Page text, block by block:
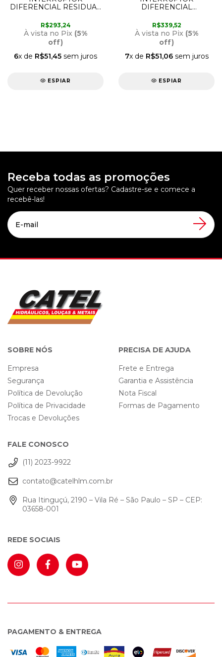
DIFERENCIAL RESIDUAL
300MA STECK
R$293,24
À vista no Pix (5%
off)
6x de R$51,45 sem juros
ESPIAR
DIFERENCIAL
AMPER 300MA STECK
R$339,52
À vista no Pix (5%
off)
7x de R$51,06sem juros
ESPIAR
Receba todas as promoções
Quer receber nossas ofertas? Cadastre-se e comece a
recebê-las!
SOBRE NÓS
Empresa
Segurança
Política de Devolução
Política de Privacidade
Trocas e Devoluções
PRECISA DE AJUDA
Frete e Entrega
Garantia e Assistência
Nota Fiscal
Formas de Pagamento
FALE CONOSCO
(11) 2023-9922
contato@catelhlm.com.br
Rua Itinguçú, 2190 – Vila Ré – São Paulo – SP – CEP:
03658-001
REDE SOCIAIS
PAGAMENTO & ENTREGA